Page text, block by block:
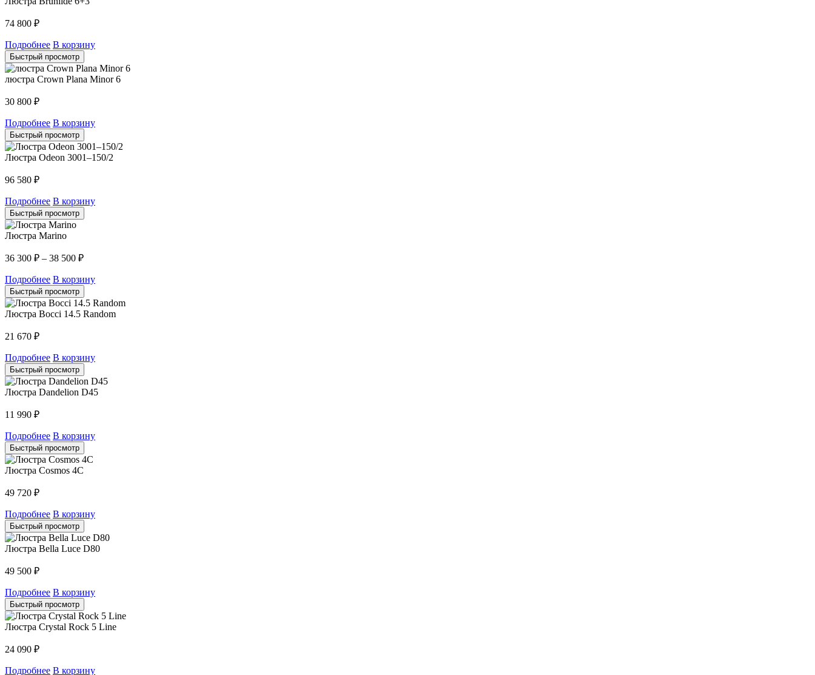
74 800 ₽
Подробнее В корзину
Быстрый просмотр
люстра Crown Plana Minor 6
30 800 ₽
Подробнее В корзину
Быстрый просмотр
Люстра Odeon 3001–150/2
96 580 ₽
Подробнее В корзину
Быстрый просмотр
Люстра Marino
36 300 ₽ – 38 500 ₽
Подробнее В корзину
Быстрый просмотр
Люстра Bocci 14.5 Random
21 670 ₽
Подробнее В корзину
Быстрый просмотр
Люстра Dandelion D45
11 990 ₽
Подробнее В корзину
Быстрый просмотр
Люстра Cosmos 4C
49 720 ₽
Подробнее В корзину
Быстрый просмотр
Люстра Bella Luce D80
49 500 ₽
Подробнее В корзину
Быстрый просмотр
Люстра Crystal Rock 5 Line
24 090 ₽
Подробнее В корзину